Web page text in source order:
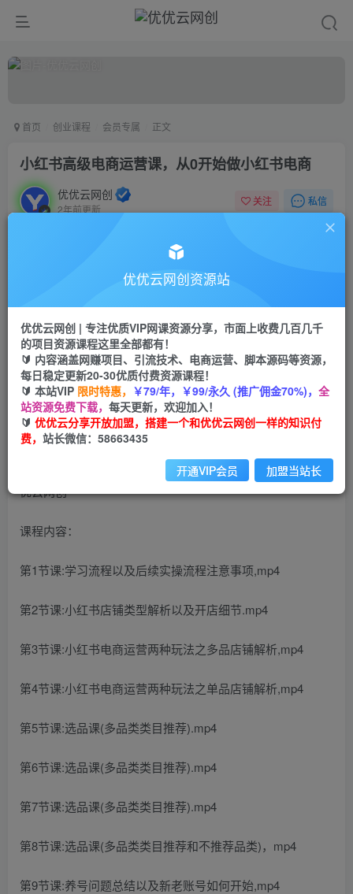
首页 创业课程 会员专属 正文
小红书高级电商运营课，从0开始做小红书电商
优优云网创
2年前更新
关注 私信
小红书高级电商运营课，从0开始做小红书电商
云币 9.9 限时特惠
云币99
会员免费
立即购买
您当前未登录！建议登陆后购买，可保存购买订单
课程内容：
第1节课:学习流程以及后续实操流程注意事项,mp4
第2节课:小红书店铺类型解析以及开店细节.mp4
第3节课:小红书电商运营两种玩法之多品店铺解析,mp4
第4节课:小红书电商运营两种玩法之单品店铺解析,mp4
第5节课:选品课(多品类类目推荐).mp4
第6节课:选品课(多品类类目推荐).mp4
第7节课:选品课(多品类类目推荐).mp4
第8节课:选品课(多品类类目推荐和不推荐品类)，mp4
第9节课:养号问题总结以及新老账号如何开始,mp4
优优云网创资源站
优优云网创 | 专注优质VIP网课资源分享，市面上收费几百几千
的项目资源课程这里全部都有！
🔰 内容涵盖网赚项目、引流技术、电商运营、脚本源码等资源，
每日稳定更新20-30优质付费资源课程！
🔰 本站VIP 限时特惠， ￥79/年，￥99/永久 (推广佣金70%)， 全
站资源免费下载， 每天更新，欢迎加入！
🔰 优优云分享开放加盟，搭建一个和优优云网创一样的知识付
费， 站长微信：58663435
开通VIP会员 加盟当站长